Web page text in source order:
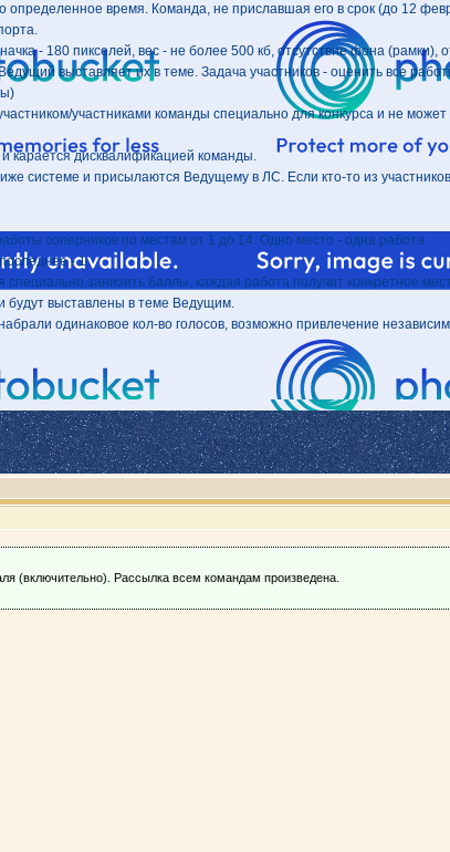
определенное время. Команда, не приславшая его в срок (до 12
- 180 пикселей, вес - не более 500 кб, отсутствие фона (рамки),
выставляет их в теме. Задача участников - оценить все
участниками команды специально для конкурса и не
карается дисквалификацией команды.
системе и присылаются Ведущему в ЛС. Если кто-то из
соперников по местам от 1 до 14. Одно место - одна работа.
- 1.
специально занизить баллы, каждая работа получит конкретное
будут выставлены в теме Ведущим.
одинаковое кол-во голосов, возможно привлечение
(включительно). Рассылка всем командам произведена.